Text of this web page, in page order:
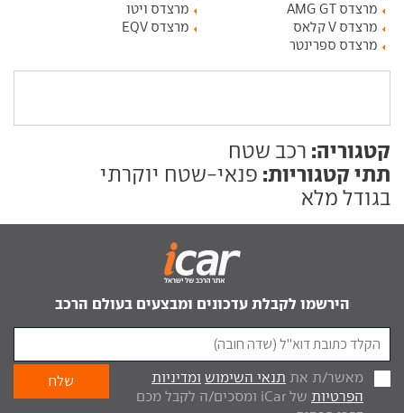
מרצדס AMG GT
מרצדס ויטו
מרצדס V קלאס
מרצדס EQV
מרצדס ספרינטר
קטגוריה: רכב שטח
תתי קטגוריות: פנאי-שטח יוקרתי
בגודל מלא
הירשמו לקבלת עדכונים ומבצעים בעולם הרכב
מאשר/ת את תנאי השימוש ומדיניות
הפרטיות
של iCar ומסכים/ה לקבל מכם